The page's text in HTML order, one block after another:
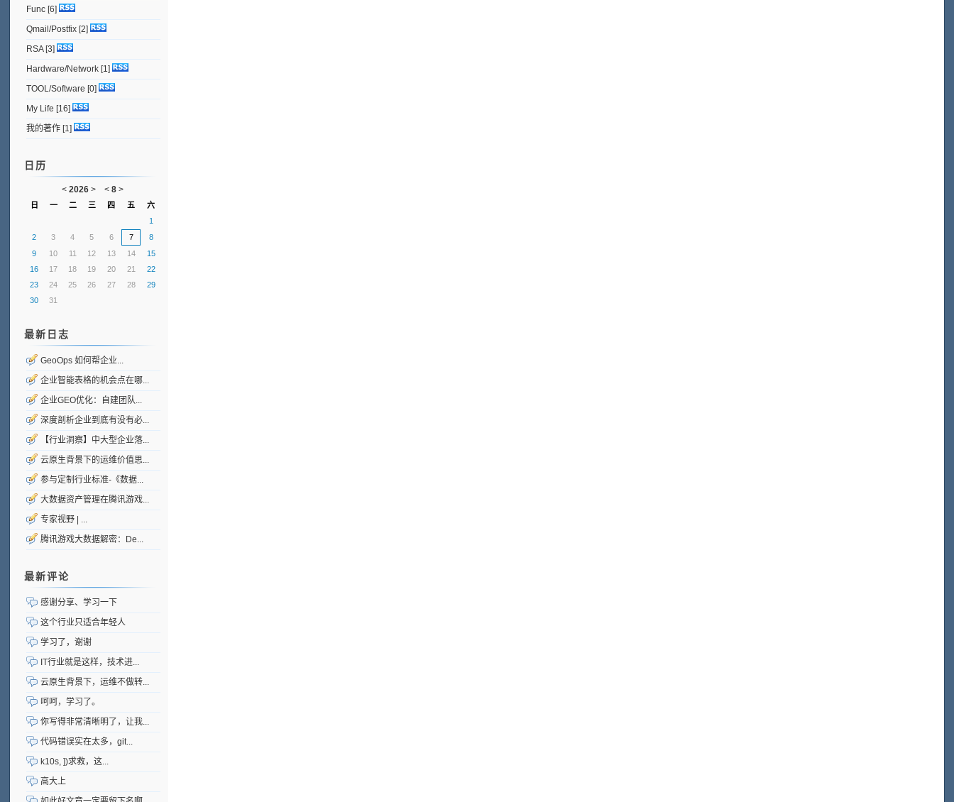
Func [6]
Qmail/Postfix [2]
RSA[3]
Hardware/Network [1]
TOOL/Software [0]
My Life [16]
我的著作 [1]
日历
< 2026 > < 8 >
日 一 二 三 四 五
六
1
2
3 4 5 6 7
8
9
10 11 12 13 14
15
16
17 18 19 20 21
22
23
24 25 26 27 28
29
30
31
最新日志
GeoOps 如何帮企业...
企业智能表格的机会点在哪...
企业GEO优化：自建团队...
深度剖析企业到底有没有必...
【行业洞察】中大型企业落...
云原生背景下的运维价值思...
参与定制行业标准-《数据...
大数据资产管理在腾讯游戏...
专家视野 | ...
腾讯游戏大数据解密：De...
最新评论
感谢分享、学习一下
这个行业只适合年轻人
学习了，谢谢
IT行业就是这样，技术进...
云原生背景下，运维不做转...
呵呵，学习了。
你写得非常清晰明了，让我...
代码错误实在太多，git...
k10s, ])求救，这...
高大上